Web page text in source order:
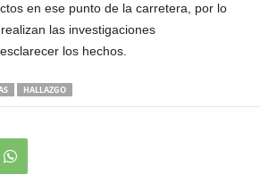
en ese punto de la carretera, por lo
las investigaciones
los hechos.
HALLAZGO